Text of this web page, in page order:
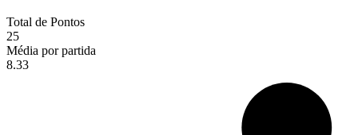
Total de Pontos
25
Média por partida
8.33